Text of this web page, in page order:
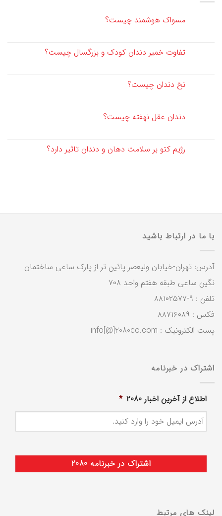
مسواک هوشمند چیست؟
تفاوت خمیر دندان کودک و بزرگسال چیست؟
نخ دندان چیست؟
دندان عقل نهفته چیست؟
رژیم کتو بر سلامت دهان و دندان تاثیر دارد؟
با ما در ارتباط باشید
آدرس: تهران-خیابان ولیعصر پائین تر از پارک ساعی ساختمان
نگین ساعی طبقه هفتم واحد ۷۰۸
تلفن : ۹-۸۸۱۰۲۵۷۷
فکس : ۸۸۷۱۶۰۸۹
پست الکترونیک : info[@]2080co.com
اشتراک در خبرنامه
اطلاع از آخرین اخبار 2080 *
لینک های مرتبط